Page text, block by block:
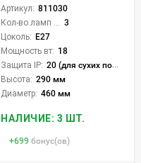
Артикул: 811030
3
Цоколь: E27
Мощность вт: 18
Защита IP: 20 (для сухих пом.)
Высота: 290 мм
Диаметр: 460 мм
НАЛИЧИЕ: 3 ШТ.
+699 бонус(ов)